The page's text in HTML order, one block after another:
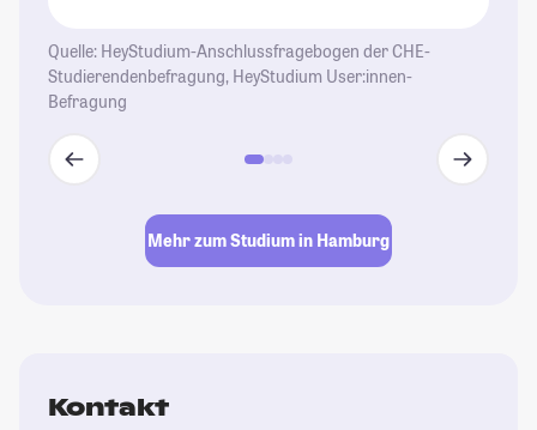
Quelle: HeyStudium-Anschlussfragebogen der CHE-
Studierendenbefragung, HeyStudium User:innen-
Befragung
Mehr zum Studium in Hamburg
Kontakt